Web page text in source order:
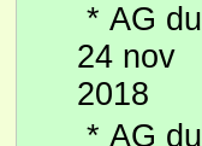
* AG du
24 nov
2018
* AG du